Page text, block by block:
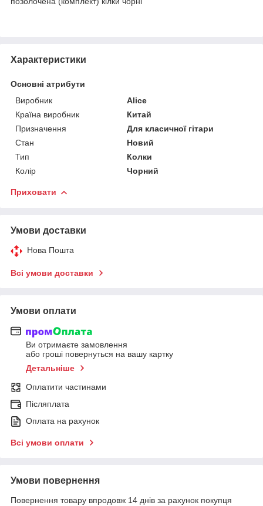
Характеристики
Основні атрибути
Виробник
Alice
Країна виробник
Китай
Призначення
Для класичної гітари
Стан
Новий
Тип
Колки
Колір
Чорний
Приховати
Умови доставки
Нова Пошта
Всі умови доставки
Умови оплати
Ви отримаєте замовлення
або гроші повернуться на вашу картку
Детальніше
Оплатити частинами
Післяплата
Оплата на рахунок
Всі умови оплати
Умови повернення
Повернення товару впродовж 14 днів за рахунок покупця